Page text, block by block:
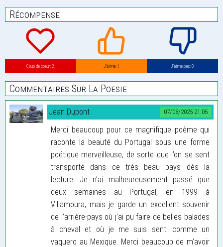
Récompense
Coup de coeur: 2 J’aime: 1 J’aime pas: 0
Commentaires Sur La Poesie
07/08/2025 21:05
Jean Dupont
Merci beaucoup pour ce magnifique poème qui
raconte la beauté du Portugal sous une forme
poétique merveilleuse, de sorte que l’on se sent
transporté dans ce très beau pays dès la
lecture. Je n’ai malheureusement passé que
deux semaines au Portugal, en 1999 à
Villamoura, mais je garde un excellent souvenir
de l’arrière-pays où j’ai pu faire de belles balades
à cheval et où je me suis senti comme un
vaquero au Mexique. Merci beaucoup de m’avoir